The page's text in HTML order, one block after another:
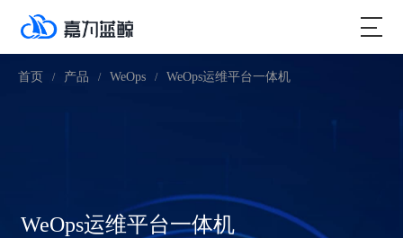
首页 / 产品 / WeOps / WeOps运维平台一体机
WeOps运维平台一体机